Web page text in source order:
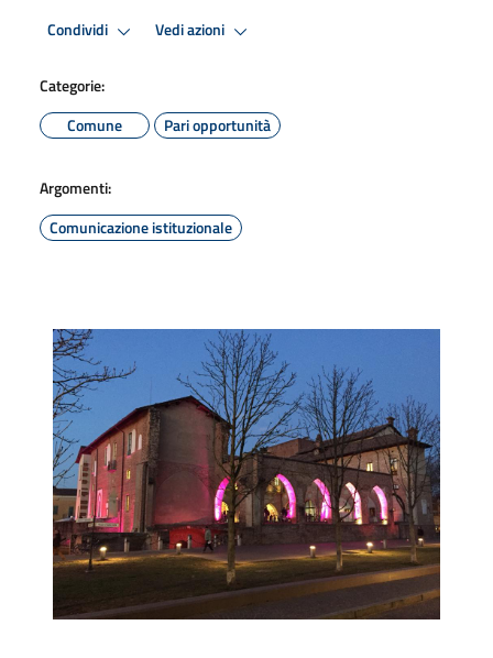
Condividi Vedi azioni
Categorie:
Comune
Pari opportunità
Argomenti:
Comunicazione istituzionale